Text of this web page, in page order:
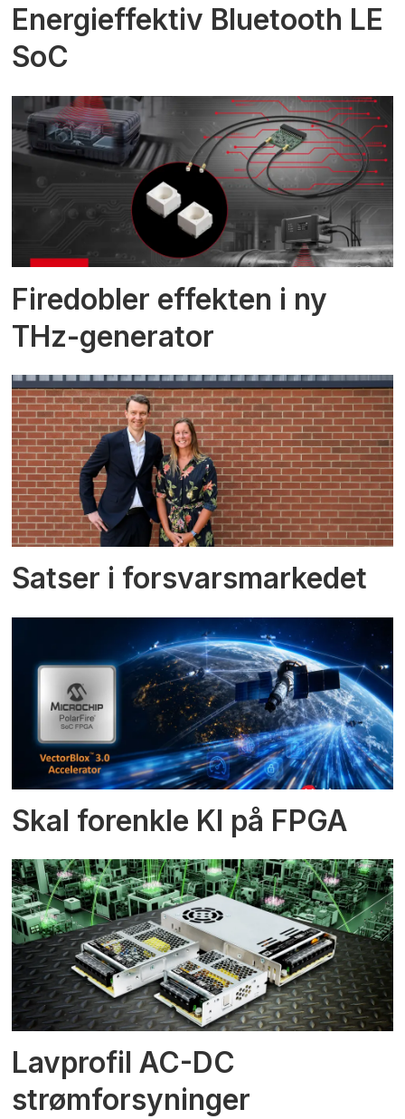
Energieffektiv Bluetooth LE
SoC
Firedobler effekten i ny
THz-generator
Satser i forsvarsmarkedet
Skal forenkle KI på FPGA
Lavprofil AC-DC
strømforsyninger